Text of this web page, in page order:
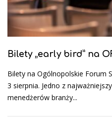
Bilety „early bird” na
Bilety na Ogólnopolskie Forum
3 sierpnia. Jedno z
menedżerów branży...